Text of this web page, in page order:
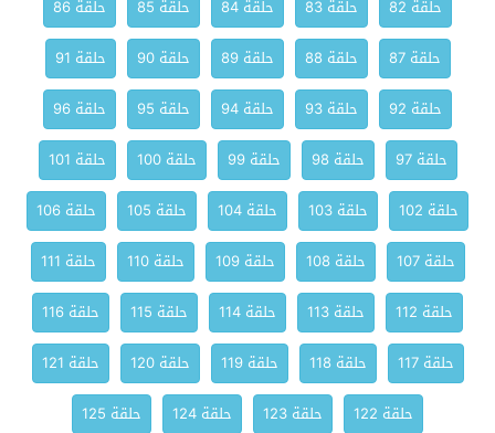
حلقة 82 حلقة 83 حلقة 84 حلقة 85
حلقة 86
حلقة 87
حلقة 88 حلقة 89 حلقة 90
حلقة 91
حلقة 92
حلقة 93 حلقة 94 حلقة 95
حلقة 96
حلقة 97
حلقة 98 حلقة 99 حلقة 100
حلقة 101
حلقة 102
حلقة 103 حلقة 104 حلقة 105
حلقة 106
حلقة 107
حلقة 108 حلقة 109 حلقة 110
حلقة 111
حلقة 112
حلقة 113 حلقة 114 حلقة 115
حلقة 116
حلقة 117
حلقة 118 حلقة 119 حلقة 120
حلقة 121
حلقة 122
حلقة 123 حلقة 124 حلقة 125